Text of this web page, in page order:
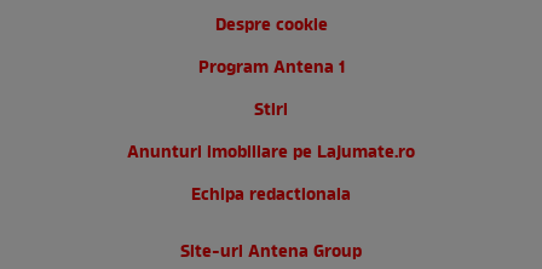
Despre cookie
Program Antena 1
Stiri
Anunturi imobiliare pe Lajumate.ro
Echipa redactionala
Site-uri Antena Group